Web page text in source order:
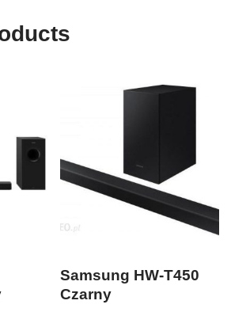
Samsung HW-T450
Czarny